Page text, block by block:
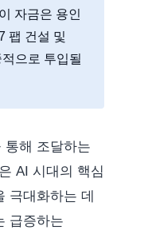
이 자금은 용인
팹 건설 및
으로 투입될
통해 조달하는
AI 시대의 핵심
극대화하는 데
급증하는